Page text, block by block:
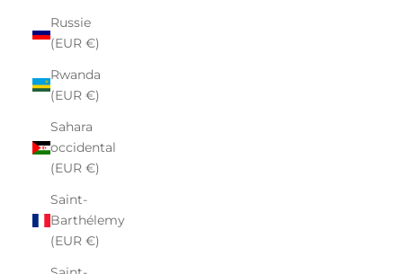
Russie
(EUR €)
Rwanda
(EUR €)
Sahara
occidental
(EUR €)
Saint-
Barthélemy
(EUR €)